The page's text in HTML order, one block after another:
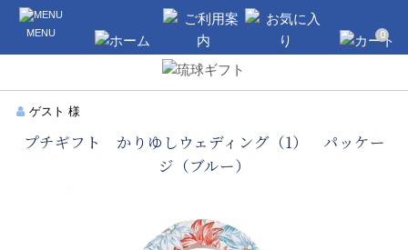
沖縄のギフト・引き出物の通販なら琉球
ギフト
ゲスト 様
プチギフト かりゆしウェディング（1） パッケー
ジ（ブルー）
ご利用案内
0
MENU